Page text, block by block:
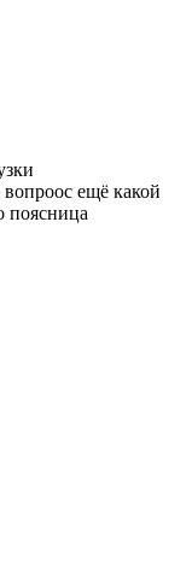
ещё какой
поясница